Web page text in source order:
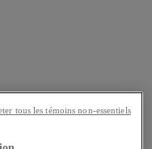
tous les témoins non-essentiels